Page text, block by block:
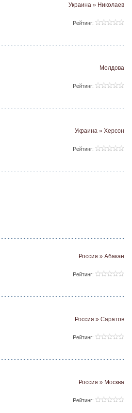
Украина » Николаев
Рейтинг:
Молдова
Рейтинг:
Украина » Херсон
Рейтинг:
Россия » Абакан
Рейтинг:
Россия » Саратов
Рейтинг:
Россия » Москва
Рейтинг: